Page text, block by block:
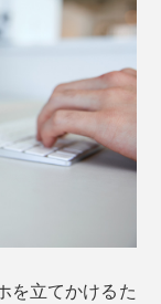
を立てかけるた